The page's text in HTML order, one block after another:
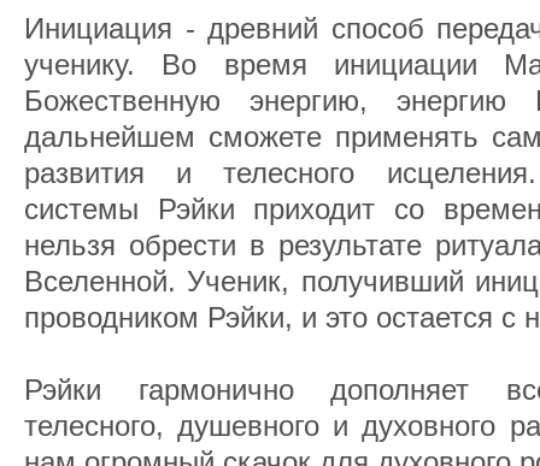
Инициация - древний способ
ученику. Во время инициации
Божественную энергию,
дальнейшем сможете применять
развития и телесного
системы Рэйки приходит со
нельзя обрести в результате
Вселенной. Ученик, получивший
проводником Рэйки, и это остается
Рэйки гармонично дополняет
телесного, душевного и духовного